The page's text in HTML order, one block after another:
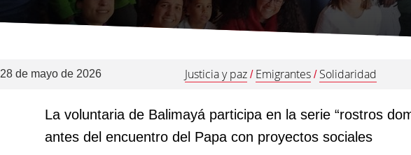
28 de mayo de 2026 Justicia y paz / Emigrantes / Solidaridad
La voluntaria de Balimayá participa en la serie “rostros
antes del encuentro del Papa con proyectos sociales